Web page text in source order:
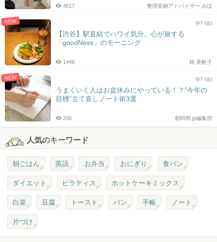
整理収納アドバイザー みほ
4517
NEW 8/7 (金)
【渋谷】駅直結でハワイ気分。心が旅する
「goodNess」のモーニング
林 美帆子
1448
NEW 8/7 (金)
うまくいく人はお盆休みにやっている！？”今年の
目標”立て直しノート術3選
朝時間.jp編集部
256
人気のキーワード
朝ごはん 英語 お弁当 おにぎり 食パン
ダイエット ピラティス ホットケーキミックス
白菜 豆腐 トースト パン 手帳 ノート
片づけ